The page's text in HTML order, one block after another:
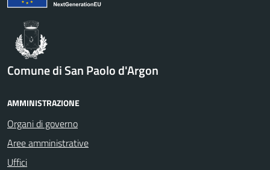
Comune di San Paolo d'Argon
AMMINISTRAZIONE
Organi di governo
Aree amministrative
Uffici